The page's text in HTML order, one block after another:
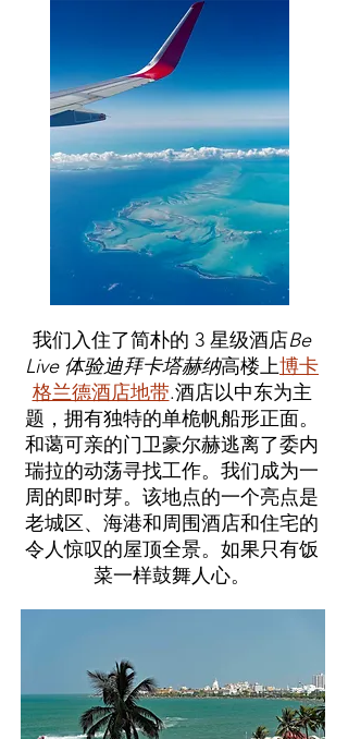
我们入住了简朴的 3 星级酒店Be
Live 体验迪拜卡塔赫纳高楼上博卡
格兰德酒店地带.酒店以中东为主
题，拥有独特的单桅帆船形正面。
和蔼可亲的门卫豪尔赫逃离了委内
瑞拉的动荡寻找工作。我们成为一
周的即时芽。该地点的一个亮点是
老城区、海港和周围酒店和住宅的
令人惊叹的屋顶全景。如果只有饭
菜一样鼓舞人心。